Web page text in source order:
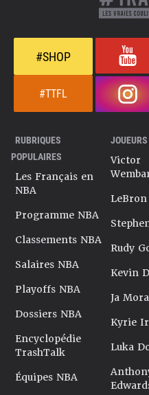
#SHOP
#TTFL
RUBRIQUES
POPULAIRES
Les Français en
NBA
Programme NBA
Classements NBA
Salaires NBA
Playoffs NBA
Dossiers NBA
Encyclopédie
TrashTalk
Équipes NBA
JOUEURS
Victor
LeBron
Rudy
Kevin
Ja
Kyrie
Luka